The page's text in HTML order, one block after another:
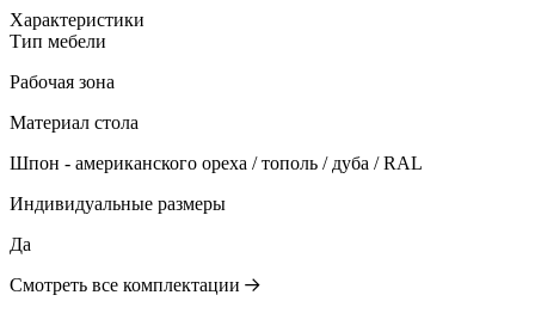
Характеристики
Тип мебели
Рабочая зона
Материал стола
Шпон - американского ореха / тополь / дуба / RAL
Индивидуальные размеры
Да
Смотреть все комплектации